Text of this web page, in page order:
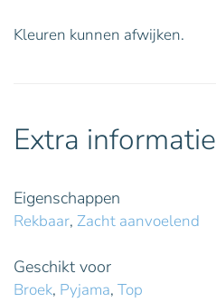
Kleuren kunnen afwijken.
Extra informatie
Eigenschappen
Rekbaar, Zacht aanvoelend
Geschikt voor
Broek, Pyjama, Top